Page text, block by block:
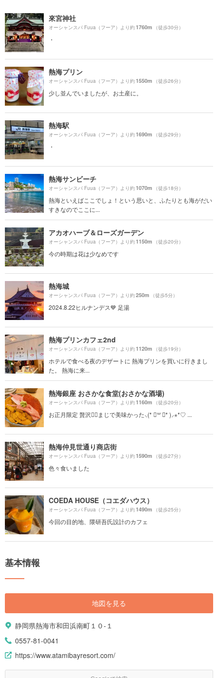
來宮神社
オーシャンスパ Fuua（フーア）より約1760m （徒歩30分）
・
熱海プリン
オーシャンスパ Fuua（フーア）より約1550m （徒歩26分）
少し並んでいましたが、お土産に。
熱海駅
オーシャンスパ Fuua（フーア）より約1690m （徒歩29分）
・
熱海サンビーチ
オーシャンスパ Fuua（フーア）より約1070m （徒歩18分）
熱海といえばここでしょ！という思いと、ふたりとも海がだい
すきなのでここに...
アカオハーブ＆ローズガーデン
オーシャンスパ Fuua（フーア）より約1150m （徒歩20分）
今の時期は花は少なめです
熱海城
オーシャンスパ Fuua（フーア）より約250m （徒歩5分）
2024.8.22ヒルナンデス💙 足湯
熱海プリンカフェ2nd
オーシャンスパ Fuua（フーア）より約1120m （徒歩19分）
ホテルで食べる夜のデザートに 熱海プリンを買いに行きまし
た。 熱海に来...
熱海銀座 おさかな食堂(おさかな酒場)
オーシャンスパ Fuua（フーア）より約1160m （徒歩20分）
お正月限定 贅沢丼॑まじで美味かった⸜(* ॑꒳ ॑* )⸝⋆*♡ ...
熱海仲見世通り商店街
オーシャンスパ Fuua（フーア）より約1590m （徒歩27分）
色々食いました
COEDA HOUSE（コエダハウス）
オーシャンスパ Fuua（フーア）より約1490m （徒歩25分）
今回の目的地、隈研吾氏設計のカフェ
基本情報
地図を見る
静岡県熱海市和田浜南町１０-１
0557-81-0041
https://www.atamibayresort.com/